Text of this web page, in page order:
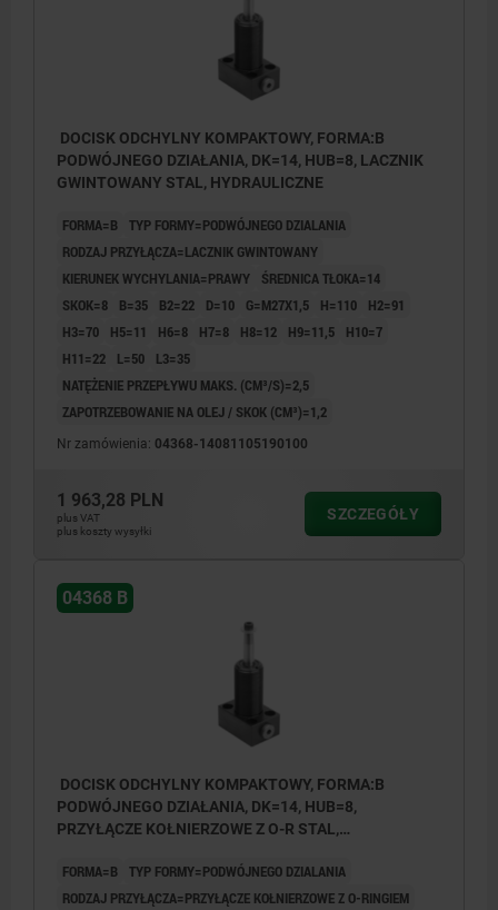
gwintowany
Forma AOF: kołnierz górny, Przyłącze
Forma BGW: kołnierz dolny, Łącznik
kołnierzowe z o-ringiem
Forma C: gwint wkręcany
1) kontur montażowy
3) W przypadku cylindrów pojedynczego
DOCISK ODCHYLNY KOMPAKTOWY, FORMA:B
PODWÓJNEGO DZIAŁANIA, DK=14, HUB=8, LACZNIK
GWINTOWANY STAL, HYDRAULICZNE
FORMA=B TYP FORMY=PODWÓJNEGO DZIALANIA
RODZAJ PRZYŁĄCZA=LACZNIK GWINTOWANY
KIERUNEK WYCHYLANIA=PRAWY
ŚREDNICA TŁOKA=14
SKOK=8
B=35 B2=22 D=10 G=M27X1,5 H=110
H2=91
H3=70
H5=11 H6=8 H7=8 H8=12 H9=11,5
H10=7
H11=22
L=50
L3=35
NATĘŻENIE PRZEPŁYWU MAKS. (CM³/S)=2,5
ZAPOTRZEBOWANIE NA OLEJ / SKOK (CM³)=1,2
Nr zamówienia: 04368-14081105190100
1 963,28 PLN
plus VAT
plus koszty wysyłki
SZCZEGÓŁY
04368 B
DOCISK ODCHYLNY KOMPAKTOWY, FORMA:B
PODWÓJNEGO DZIAŁANIA, DK=14, HUB=8,
PRZYŁĄCZE KOŁNIERZOWE Z O-R STAL,
FORMA=B TYP FORMY=PODWÓJNEGO DZIALANIA
RODZAJ PRZYŁĄCZA=PRZYŁĄCZE KOŁNIERZOWE Z O-RINGIEM